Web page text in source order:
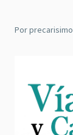
Porprecarisimo